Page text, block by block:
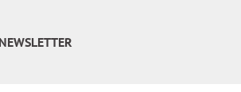
NEWSLETTER